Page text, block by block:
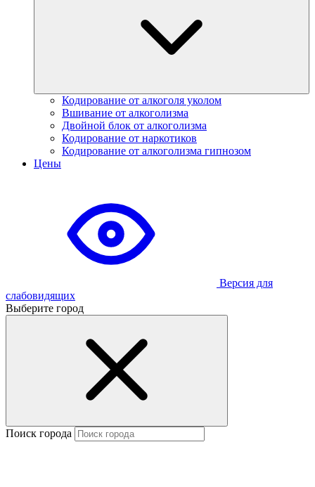
Кодирование от алкоголя уколом
Вшивание от алкоголизма
Двойной блок от алкоголизма
Кодирование от наркотиков
Кодирование от алкоголизма гипнозом
Цены
Версия для
слабовидящих
Выберите город
Поиск города